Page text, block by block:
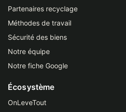
Partenaires recyclage
Méthodes de travail
Sécurité des biens
Notre équipe
Notre fiche Google
Écosystème
OnLeveTout